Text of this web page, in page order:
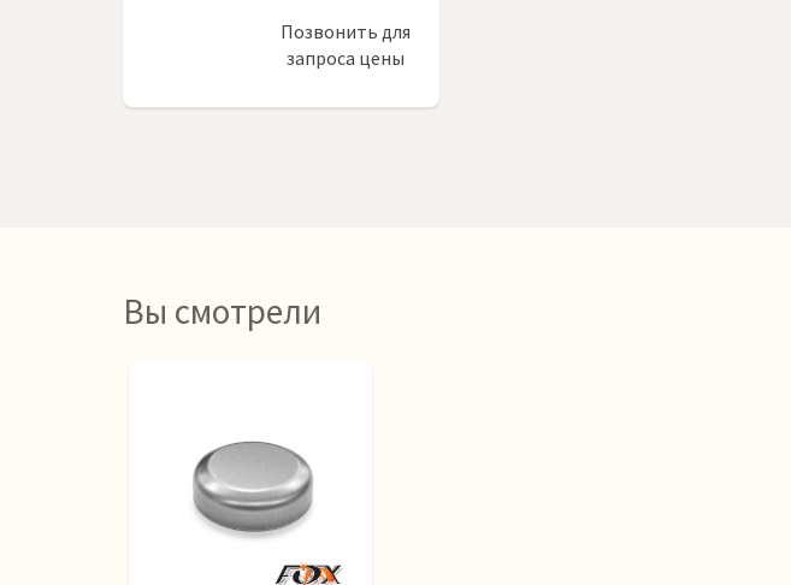
Позвонить для
запроса цены
Вы смотрели